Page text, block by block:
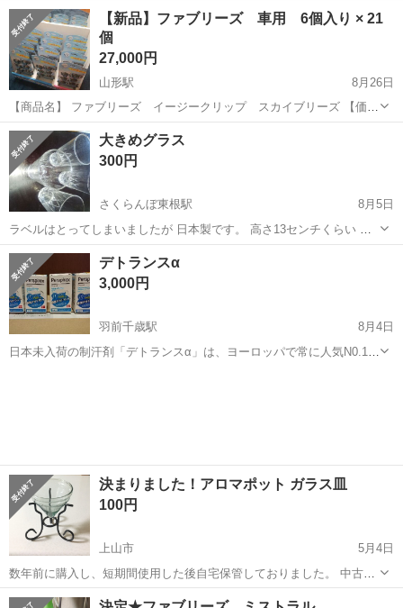
山形 東根市 東根駅 芳香剤、消臭剤 湯の花
【新品】ファブリーズ 車用 6個入り × 21
個
27,000円
山形駅
8月26日
【商品名】 ファブリーズ イージークリップ スカイブリーズ 【価
格】 27000円（1つあたり約1286円） 【商品説明】 購入しすぎたため
出品しました！ 車内の食べもの・体臭・エアコン・ペットのニオイを
しっかり消臭しま...
山形 山形市 山形駅
大きめグラス
300円
さくらんぼ東根駅
8月5日
ラベルはとってしまいましたが 日本製です。 高さ13センチくらい 飲
み口の直径７センチくらい ほとんどつかっていません。
山形 東根市 さくらんぼ東根駅
デトランスα
3,000円
羽前千歳駅
8月4日
日本未入荷の制汗剤「デトランスα」は、ヨーロッパで常に人気N0.1の
決まりました！アロマポット ガラス皿
100円
上山市
5月4日
数年前に購入し、短期間使用した後自宅保管しておりました。 中古品
にご理解いただける方、近くまで取りに来ていただける方、よろしく
山形 上山市 芳香剤、消臭剤 アロマポット